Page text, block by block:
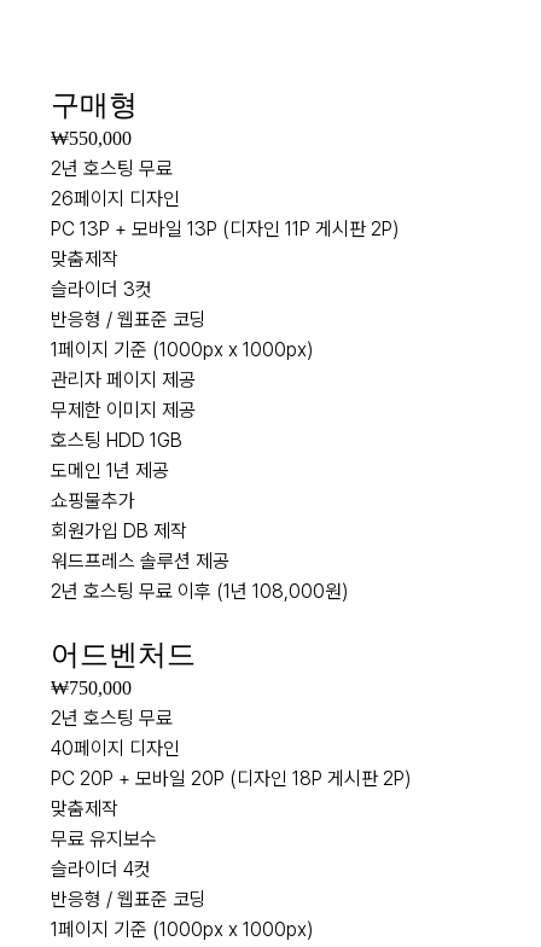
구매형
₩550,000
2년 호스팅 무료
26페이지 디자인
PC 13P + 모바일 13P (디자인 11P 게시판 2P)
맞춤제작
슬라이더 3컷
반응형 / 웹표준 코딩
1페이지 기준 (1000px x 1000px)
관리자 페이지 제공
무제한 이미지 제공
호스팅 HDD 1GB
도메인 1년 제공
쇼핑물추가
회원가입 DB 제작
워드프레스 솔루션 제공
2년 호스팅 무료 이후 (1년 108,000원)
어드벤처드
₩750,000
2년 호스팅 무료
40페이지 디자인
PC 20P + 모바일 20P (디자인 18P 게시판 2P)
맞춤제작
무료 유지보수
슬라이더 4컷
반응형 / 웹표준 코딩
1페이지 기준 (1000px x 1000px)